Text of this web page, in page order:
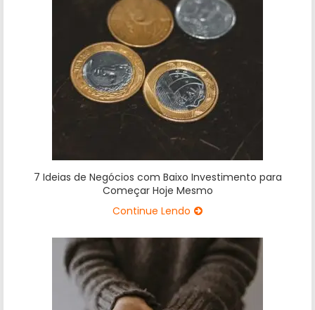
7 Ideias de Negócios com Baixo Investimento para
Começar Hoje Mesmo
Continue Lendo